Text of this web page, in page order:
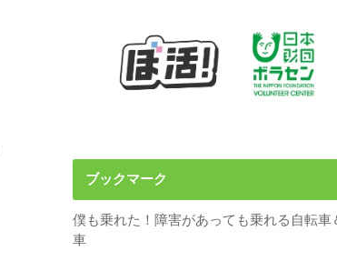
ブックマーク
僕も乗れた！障害があっても乗れる自転車
車